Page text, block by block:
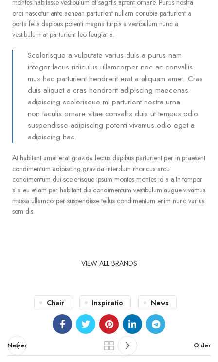
montes habitasse vestibulum et sagittis aptent ornare. Purus nostra
orci nascetur ante aenean parturient nullam conubia parturient a
porta felis dapibus potenti magna turpis a vestibulum nunc a
vestibulum at parturient leo feugiat a.
Scelerisque a vulputate varius duis a purus nam
integer lacus ridiculus ullamcorper nec ac convallis
mus hac parturient hendrerit erat a aliquam amet. Cras
duis aliquet a cras hendrerit adipiscing maecenas
adipiscing scelerisque mi parturient nostra urna
non.Iaculis ornare vitae convallis duis ut tempus odio
suspendisse adipiscing potenti vivamus odio eget a
adipiscing hac.
At habitant amet erat gravida lectus dapibus parturient per in praesent
condimentum adipiscing gravida interdum rhoncus arcu
condimentum dui scelerisque ipsum montes montes id a a.In tempor
a a eu etiam per habitant dis condimentum vestibulum augue vivamus
massa ullamcorper suspendisse tellus condimentum enim nunc varius
sem dis.
VIEW ALL BRANDS
Chair Inspiratio News
Newer Older